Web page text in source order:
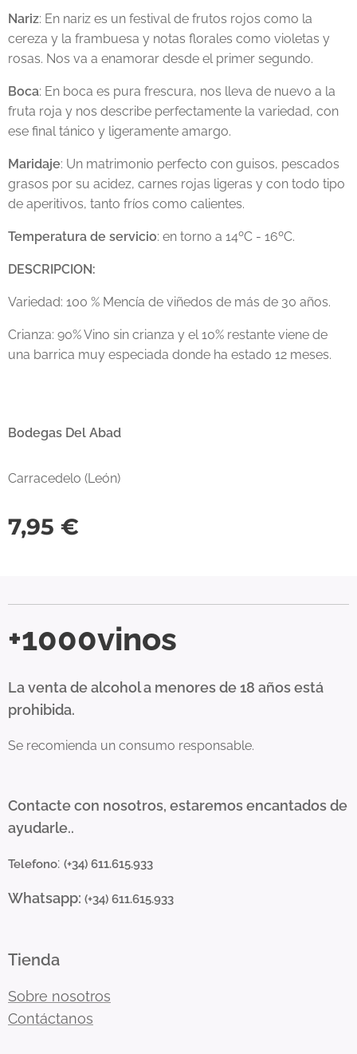
Nariz: En nariz es un festival de frutos rojos como la
cereza y la frambuesa y notas florales como violetas y
rosas. Nos va a enamorar desde el primer segundo.
Boca: En boca es pura frescura, nos lleva de nuevo a la
fruta roja y nos describe perfectamente la variedad, con
ese final tánico y ligeramente amargo.
Maridaje: Un matrimonio perfecto con guisos, pescados
grasos por su acidez, carnes rojas ligeras y con todo tipo
de aperitivos, tanto fríos como calientes.
Temperatura de servicio: en torno a 14ºC - 16ºC.
DESCRIPCION:
Variedad: 100 % Mencía de viñedos de más de 30 años.
Crianza: 90% Vino sin crianza y el 10% restante viene de
una barrica muy especiada donde ha estado 12 meses.
Bodegas Del Abad
Carracedelo (León)
7,95 €
+1000vinos
La venta de alcohol a menores de 18 años está
prohibida.
Se recomienda un consumo responsable.
Contacte con nosotros, estaremos encantados de
ayudarle..
Telefono: (+34) 611.615.933
Whatsapp: (+34) 611.615.933
Tienda
Sobre nosotros
Contáctanos